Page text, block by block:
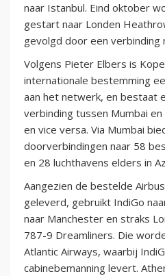
naar Istanbul. Eind oktober
gestart naar Londen
gevolgd door een verbinding
Volgens Pieter Elbers is
internationale bestemming
aan het netwerk, en bestaat
verbinding tussen Mumbai
en vice versa. Via Mumbai
doorverbindingen naar 58
en 28 luchthavens elders in
Aangezien de bestelde
geleverd, gebruikt IndiGo
naar Manchester en straks
787-9 Dreamliners. Die
Atlantic Airways, waarbij
cabinebemanning levert.